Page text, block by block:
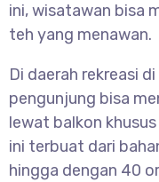
ini, wisatawan bisa
teh yang menawan.
Di daerah rekreasi
pengunjung bisa
lewat balkon
ini terbuat dari
hingga dengan 40